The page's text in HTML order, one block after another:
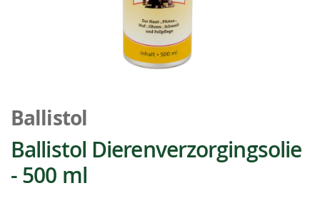
naar
het
begin
van
de
Ballistol
Ballistol Dierenverzorgingsolie
- 500 ml